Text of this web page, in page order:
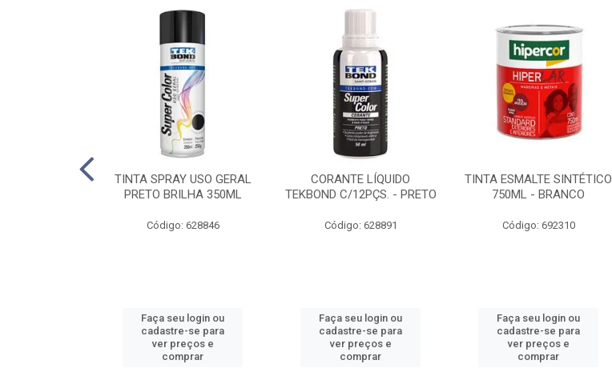
TINTA SPRAY USO GERAL
PRETO BRILHA 350ML
Código: 628846
Faça seu login ou
cadastre-se para
ver preços e
comprar
CORANTE LÍQUIDO
TEKBOND C/12PÇS. - PRETO
Código: 628891
Faça seu login ou
cadastre-se para
ver preços e
comprar
TINTA ESMALTE SINTÉTICO
750ML - BRANCO
Código: 692310
Faça seu login ou
cadastre-se para
ver preços e
comprar